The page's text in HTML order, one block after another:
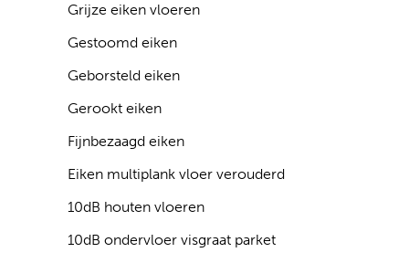
Grijze eiken vloeren
Gestoomd eiken
Geborsteld eiken
Gerookt eiken
Fijnbezaagd eiken
Eiken multiplank vloer verouderd
10dB houten vloeren
10dB ondervloer visgraat parket